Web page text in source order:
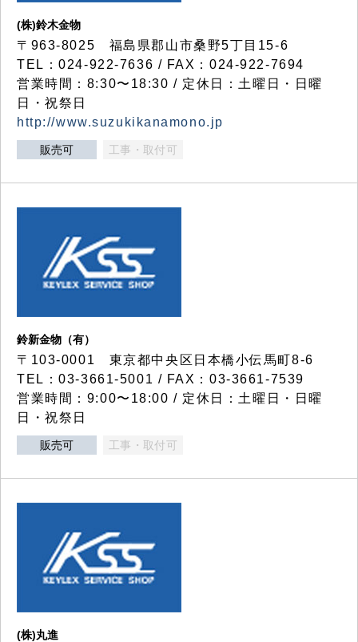
(株)鈴木金物
〒963-8025 福島県郡山市桑野5丁目15-6
TEL：024-922-7636 / FAX：024-922-7694
営業時間：8:30〜18:30 / 定休日：土曜日・日曜
日・祝祭日
http://www.suzukikanamono.jp
販売可 工事・取付可
鈴新金物（有）
〒103-0001 東京都中央区日本橋小伝馬町8-6
TEL：03-3661-5001 / FAX：03-3661-7539
営業時間：9:00〜18:00 / 定休日：土曜日・日曜
日・祝祭日
販売可 工事・取付可
(株)丸進